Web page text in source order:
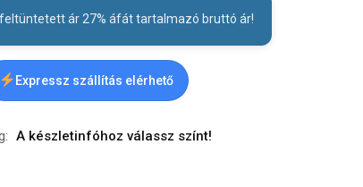
ár 27% áfát tartalmazó bruttó ár!
Expressz szállítás elérhető
A készletinfóhoz válassz színt!